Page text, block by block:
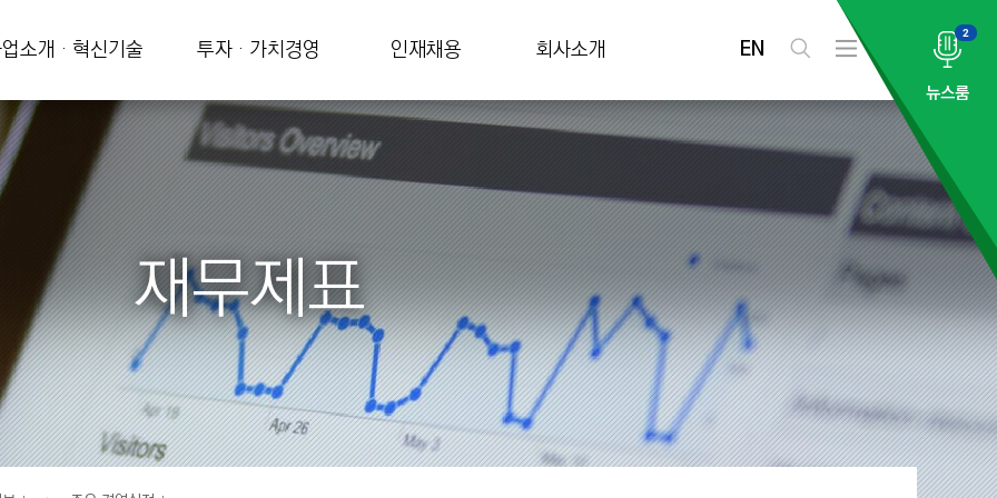
소개 · 혁신기술 투자 · 가치경영 인재채용 회사소개 EN
검
전
메
뉴
2
뉴스룸
재무제표